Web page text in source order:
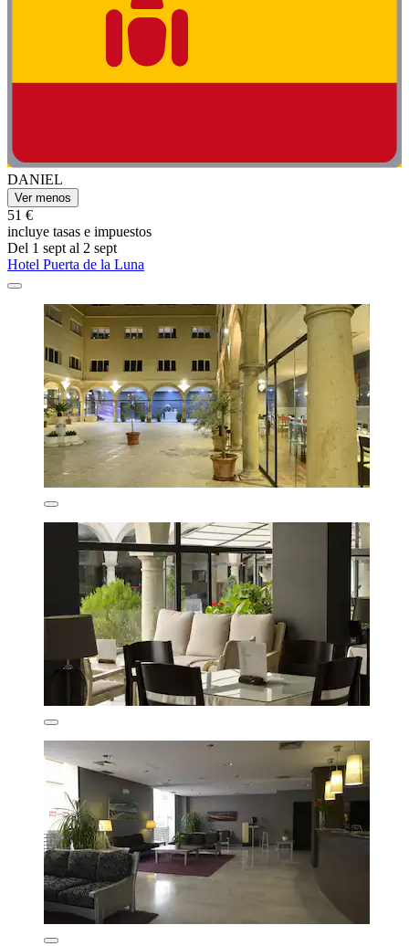
DANIEL
Ver menos
51 €
incluye tasas e impuestos
Del 1 sept al 2 sept
Hotel Puerta de la Luna